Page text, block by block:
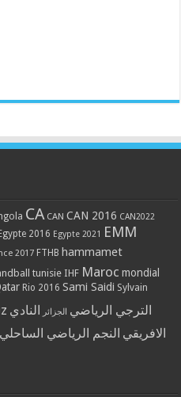
CA CAN CAN 2016 CAN2022
Egypte 2016 Egypte 2021 EMM
2017 FTHB hammamet
tunisie IHF Maroc mondial
Rio 2016 Sami Saidi Sylvain
الترجي الرياضي الجزائر النادي
الافريقي النجم الرياضي الساحلي